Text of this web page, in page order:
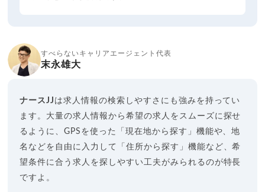
すべらないキャリアエージェント代表
末永雄大
ナースJJ は求人情報の検索しやすさにも強みを持ってい
ます。大量の求人情報から希望の求人をスムーズに探せ
るように、GPSを使った「現在地から探す」機能や、地
名などを自由に入力して「住所から探す」機能など、希
望条件に合う求人を探しやすい工夫がみられるのが特長
ですよ。